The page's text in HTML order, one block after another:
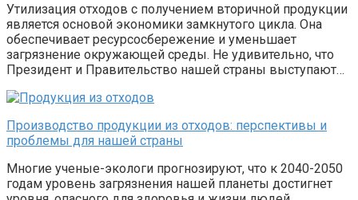
Утилизация отходов с получением вторичной продукции
является основой экономики замкнутого цикла. Она
обеспечивает ресурсосбережение и уменьшает
загрязнение окружающей среды. Не удивительно, что
Президент и Правительство нашей страны выступают…
Производство продукции из отходов: перспективы и
проблемы для нашей страны
Многие ученые-экологи прогнозируют, что к 2040-2050
годам уровень загрязнения нашей планеты достигнет